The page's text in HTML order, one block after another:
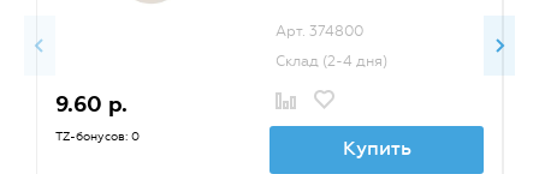
Арт. 374800
Склад (2-4 дня)
9.60 р.
TZ-бонусов: 0 Купить